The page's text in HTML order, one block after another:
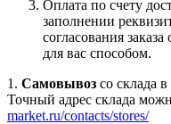
Оплата по счету
заполнении
согласования
для вас способом.
1. Самовывоз со склада
Точный адрес склада
market.ru/contacts/stores/